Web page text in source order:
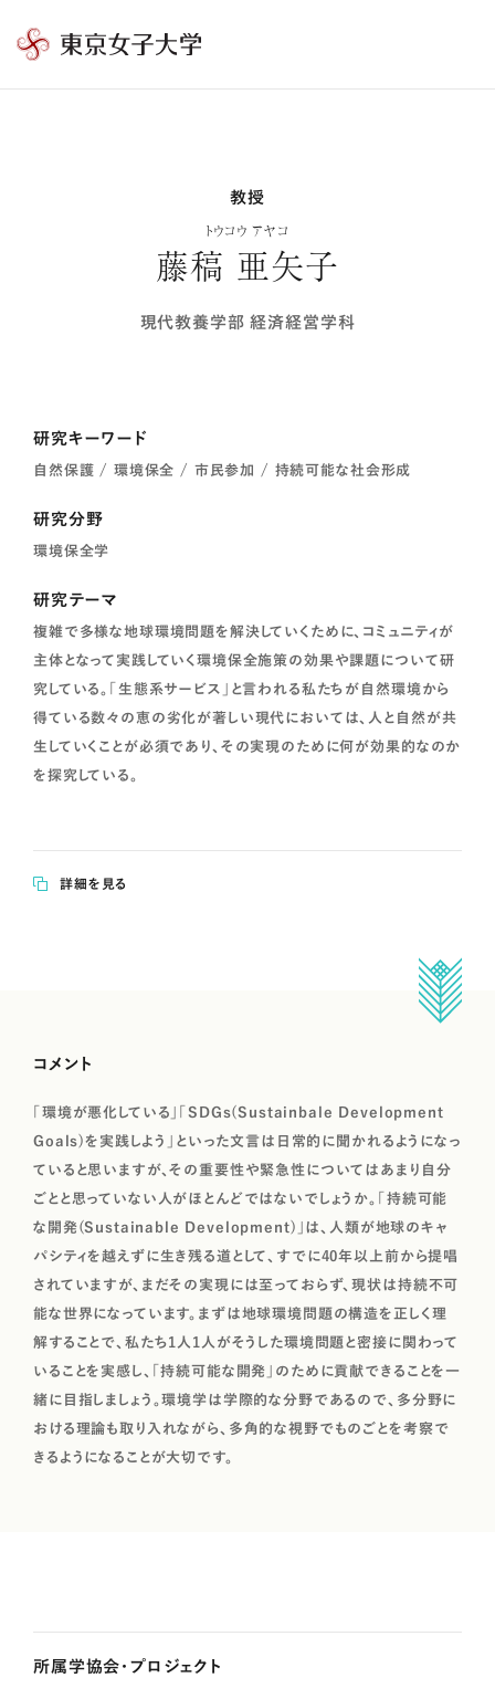
東
教授
トウコウ アヤコ
藤稿 亜矢子
現代教養学部 経済経営学科
研究キーワード
自然保護 / 環境保全 / 市民参加 / 持続可能な社会形成
研究分野
環境保全学
研究テーマ
複雑で多様な地球環境問題を解決していくために、コミュニティが
主体となって実践していく環境保全施策の効果や課題について研
究している。「生態系サービス」と言われる私たちが自然環境から
得ている数々の恵の劣化が著しい現代においては、人と自然が共
生していくことが必須であり、その実現のために何が効果的なのか
を探究している。
詳細を見る
コメント
「環境が悪化している」「SDGs(Sustainbale Development
Goals)を実践しよう」といった文言は日常的に聞かれるようになっ
ていると思いますが、その重要性や緊急性についてはあまり自分
ごとと思っていない人がほとんどではないでしょうか。「持続可能
な開発(Sustainable Development)」は、人類が地球のキャ
パシティを越えずに生き残る道として、すでに40年以上前から提唱
されていますが、まだその実現には至っておらず、現状は持続不可
能な世界になっています。まずは地球環境問題の構造を正しく理
解することで、私たち1人1人がそうした環境問題と密接に関わって
いることを実感し、「持続可能な開発」のために貢献できることを一
緒に目指しましょう。環境学は学際的な分野であるので、多分野に
おける理論も取り入れながら、多角的な視野でものごとを考察で
きるようになることが大切です。
所属学協会・プロジェクト